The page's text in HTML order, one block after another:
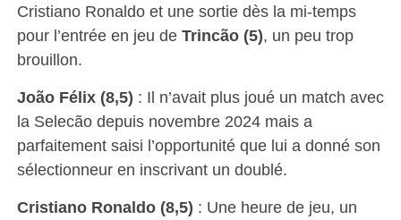
Cristiano Ronaldo et une sortie dès la mi-temps
pour l’entrée en jeu de Trincão (5), un peu trop
brouillon.
João Félix (8,5) : Il n’avait plus joué un match avec
la Selecão depuis novembre 2024 mais a
parfaitement saisi l’opportunité que lui a donné son
sélectionneur en inscrivant un doublé.
Cristiano Ronaldo (8,5) : Une heure de jeu, un